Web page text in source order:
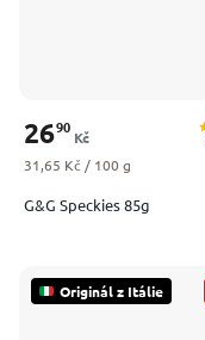
G&G Speckies 85g
2690
Kč
Měrná cena:
31,65 Kč / 100 g
Originál z Itálie